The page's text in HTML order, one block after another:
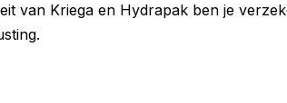
van Kriega en Hydrapak ben je